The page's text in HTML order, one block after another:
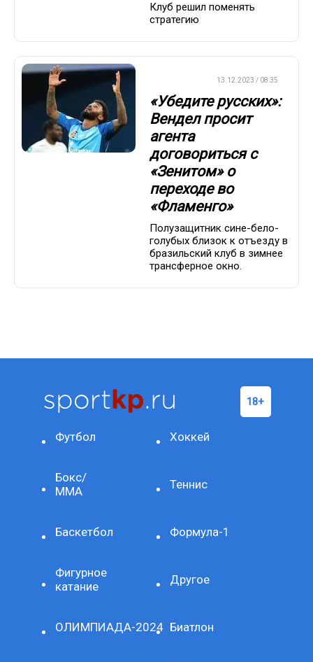
Клуб решил поменять
стратегию
13.12.2023 / 08:35
«Убедите русских»:
Вендел просит
агента
договориться с
«Зенитом» о
переходе во
«Фламенго»
Полузащитник сине-бело-
голубых близок к отъезду в
бразильский клуб в зимнее
трансферное окно.
Футбол Хоккей
Бокс/
ММА
Теннис
Баскетбол Формула-1
Фигурное
катание
Другое
ОЛИМПИАДА-2024 Биатлон